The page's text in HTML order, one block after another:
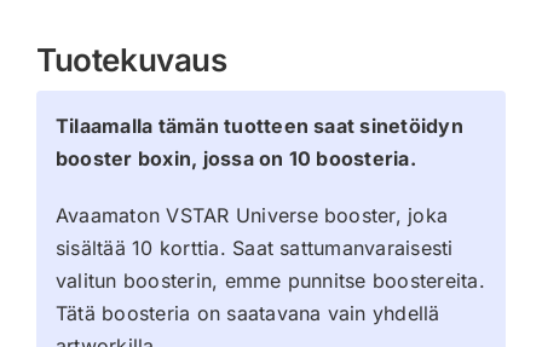
Tuotekuvaus
Tilaamalla tämän tuotteen saat sinetöidyn
booster boxin, jossa on 10 boosteria.
Avaamaton VSTAR Universe booster, joka
sisältää 10 korttia. Saat sattumanvaraisesti
valitun boosterin, emme punnitse boostereita.
Tätä boosteria on saatavana vain yhdellä